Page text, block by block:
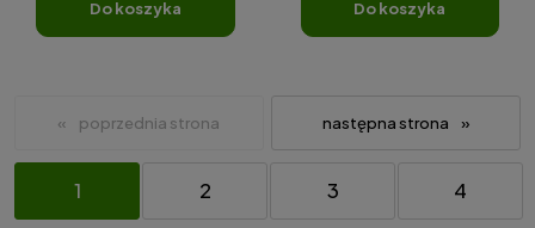
do koszyka do koszyka
«
1 2 3 4
»